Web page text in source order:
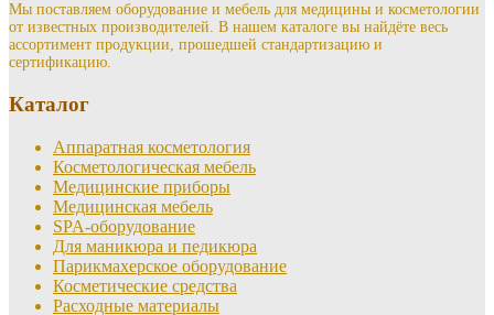
Мы поставляем оборудование и мебель для медицины и косметологии
от известных производителей. В нашем каталоге вы найдёте весь
ассортимент продукции, прошедшей стандартизацию и
сертификацию.
Каталог
Аппаратная косметология
Косметологическая мебель
Медицинские приборы
Медицинская мебель
SPA-оборудование
Для маникюра и педикюра
Парикмахерское оборудование
Косметические средства
Расходные материалы